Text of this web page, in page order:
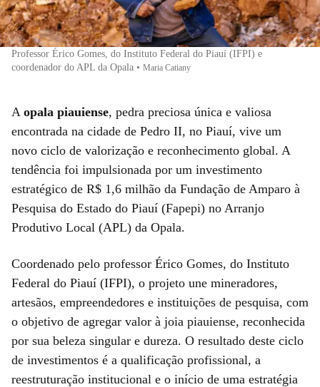
Professor Érico Gomes, do Instituto Federal do Piauí (IFPI) e
coordenador do APL da Opala • Maria Catiany
A opala piauiense, pedra preciosa única e valiosa
encontrada na cidade de Pedro II, no Piauí, vive um
novo ciclo de valorização e reconhecimento global. A
tendência foi impulsionada por um investimento
estratégico de R$ 1,6 milhão da Fundação de Amparo à
Pesquisa do Estado do Piauí (Fapepi) no Arranjo
Produtivo Local (APL) da Opala.
Coordenado pelo professor Érico Gomes, do Instituto
Federal do Piauí (IFPI), o projeto une mineradores,
artesãos, empreendedores e instituições de pesquisa, com
o objetivo de agregar valor à joia piauiense, reconhecida
por sua beleza singular e dureza. O resultado deste ciclo
de investimentos é a qualificação profissional, a
reestruturação institucional e o início de uma estratégia